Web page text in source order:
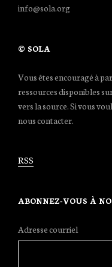
info@sola.org
© SOLA
Vous êtes encouragé à
ressources disponibles
vers la source. Si vous
nous contacter.
RSS
ABONNEZ-VOUS À
Adresse courriel